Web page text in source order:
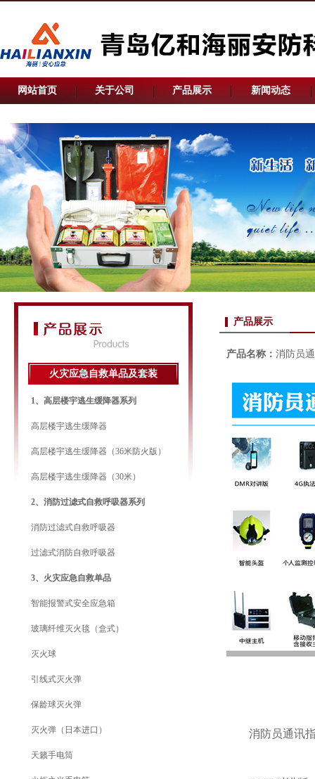
网站首页 关于公司 产品展示 新闻动态
火灾应急自救单品及套装
1、高层楼宇逃生缓降器系列
高层楼宇逃生缓降器
高层楼宇逃生缓降器（36米防火版）
高层楼宇逃生缓降器（30米）
2、消防过滤式自救呼吸器系列
消防过滤式自救呼吸器
过滤式消防自救呼吸器
3、火灾应急自救单品
智能报警式安全应急箱
玻璃纤维灭火毯（盒式）
灭火球
引线式灭火弹
保龄球灭火弹
灭火弹（日本进口）
天籁手电筒
产品展示
产品名称： 消防员
消防员通讯指